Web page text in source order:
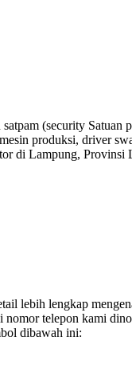
(security Satuan
produksi, driver
di Lampung, Provinsi
lebih lengkap
nomor telepon kami
dibawah ini: